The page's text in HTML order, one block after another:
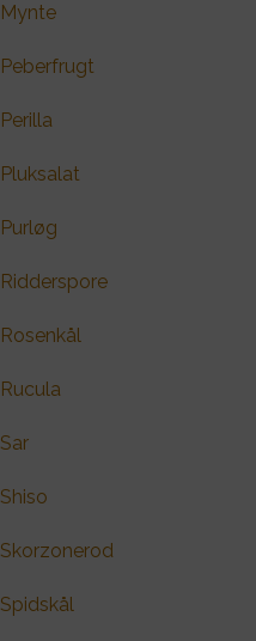
Mynte
Peberfrugt
Perilla
Pluksalat
Purløg
Ridderspore
Rosenkål
Rucula
Sar
Shiso
Skorzonerod
Spidskål